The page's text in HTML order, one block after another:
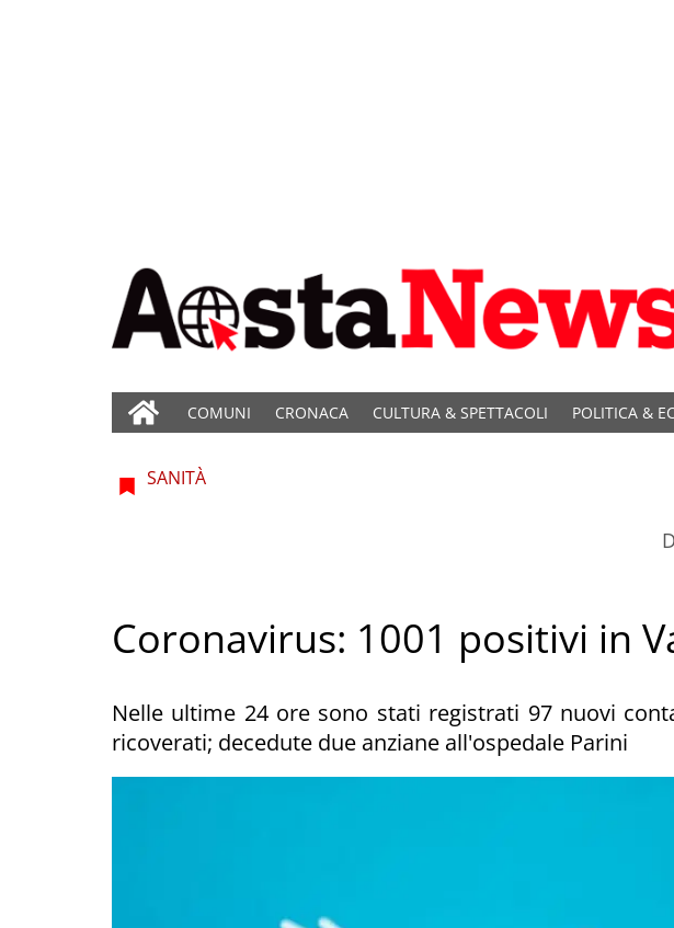
COMUNI CRONACA CULTURA & SPETTACOLI POLITICA &
SANITÀ
Coronavirus: 1001 positivi in
Nelle ultime 24 ore sono stati registrati 97 nuovi
ricoverati; decedute due anziane all'ospedale Parini